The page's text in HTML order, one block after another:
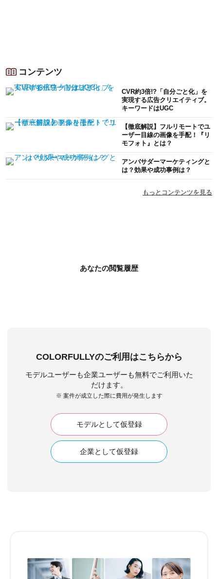
コンテンツ
CVR約3倍!?「自分ごと化」を
実現する広告クリエイティブ。
キーワードはUGC
【徹底解説】フルリモートでユ
ーザー目線の画像を手配！『リ
モフォト』とは？
アンバサダーマーケティングと
は？効果や成功事例は？
もっとコンテンツを見る
あなたの閲覧履歴
COLORFULLYのご利用はこちらから
モデルユーザーも企業ユーザーも無料でご利用いた
だけます。
※ 案件が成立した際に費用が発生します
モデルとして仮登録
企業として仮登録